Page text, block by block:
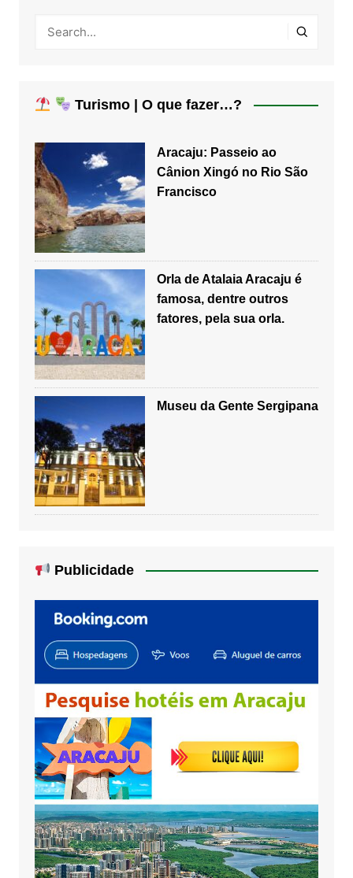
Turismo | O que fazer…?
Aracaju: Passeio ao
Cânion Xingó no Rio São
Francisco
Orla de Atalaia Aracaju é
famosa, dentre outros
fatores, pela sua orla.
Museu da Gente Sergipana
Publicidade